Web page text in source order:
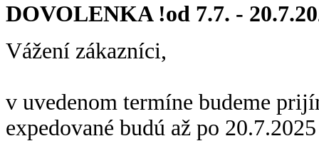
DOVOLENKA !od 7.7. -
Vážení zákazníci,
v uvedenom termíne budeme
expedované budú až po